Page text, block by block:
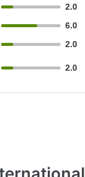
2.0
6.0
2.0
2.0